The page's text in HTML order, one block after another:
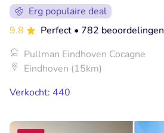
Erg populaire deal
9.8
Perfect • 782 beoordelingen
Pullman Eindhoven Cocagne
Eindhoven (15km)
Verkocht: 440